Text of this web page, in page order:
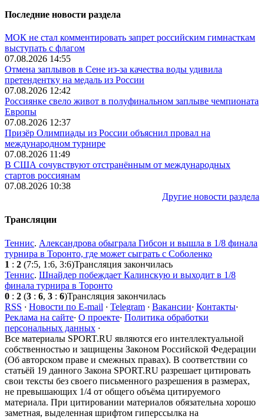
Последние новости раздела
МОК не стал комментировать запрет российским гимнасткам
выступать с флагом
07.08.2026 14:55
Отмена заплывов в Сене из-за качества воды удивила
претендентку на медаль из России
07.08.2026 12:42
Россиянке свело живот в полуфинальном заплыве чемпионата
Европы
07.08.2026 12:37
Призёр Олимпиады из России объяснил провал на
международном турнире
07.08.2026 11:49
В США сочувствуют отстранённым от международных
стартов россиянам
07.08.2026 10:38
Другие новости раздела
Трансляции
Теннис. Александрова обыграла Гибсон и вышла в 1/8 финала
турнира в Торонто, где может сыграть с Соболенко
1 : 2 (7:5, 1:6, 3:6)Трансляция закончилась
Теннис. Шнайдер побеждает Калинскую и выходит в 1/8
финала турнира в Торонто
0 : 2 (3 : 6, 3 : 6)Трансляция закончилась
RSS · Новости по E-mail · Telegram · Вакансии· Контакты·
Реклама на сайте· О проекте· Политика обработки
персональных данных ·
Все материалы SPORT.RU являются его интеллектуальной
собственностью и защищены Законом Российской Федерации
(Об авторском праве и смежных правах). В соответствии со
статьёй 19 данного Закона SPORT.RU разрешает цитировать
свои тексты без своего письменного разрешения в размерах,
не превышающих 1/4 от общего объёма цитируемого
материала. При цитировании материалов обязательна хорошо
заметная, выделенная шрифтом гиперссылка на